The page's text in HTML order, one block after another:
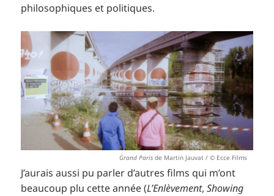
philosophiques et politiques.
Grand Parisde Martin Jauvat / © Ecce Films
J’aurais aussi pu parler d’autres films qui m’ont
beaucoup plu cette année (L’Enlèvement,Showing